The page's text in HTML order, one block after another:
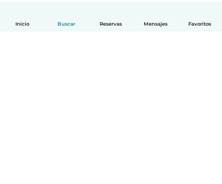
Inicio Buscar Reservas Mensajes Favoritos